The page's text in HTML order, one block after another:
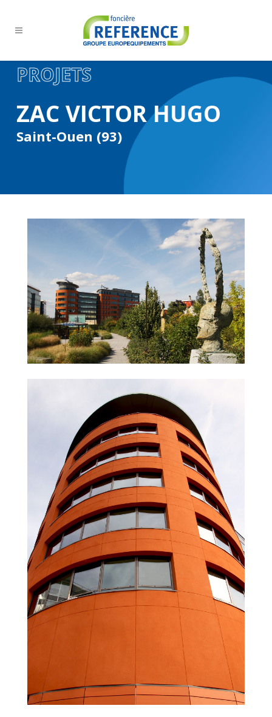
PROJETS
ZAC VICTOR HUGO
Saint-Ouen (93)